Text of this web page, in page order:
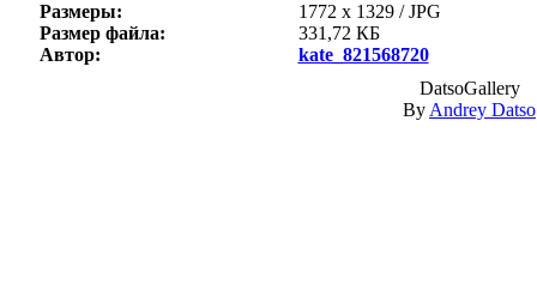
Размеры:
1772 x 1329 / JPG
Размер файла:
331,72 КБ
Автор:
kate_821568720
DatsoGallery
By Andrey Datso